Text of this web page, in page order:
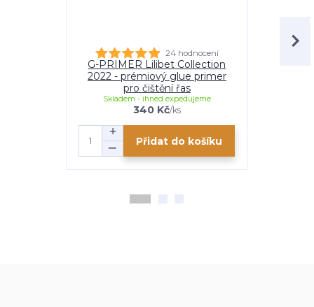
24 hodnocení
G-PRIMER Lilibet Collection
2022 - prémiový glue primer
pro čištění řas
340 Kč/ks
Skladem - ihned expedujeme
Přidat do košíku